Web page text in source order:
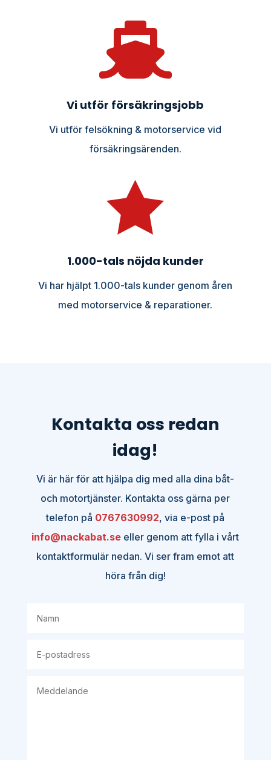

Vi utför försäkringsjobb
Vi utför felsökning & motorservice vid
försäkringsärenden.

1.000-tals nöjda kunder
Vi har hjälpt 1.000-tals kunder genom åren
med motorservice & reparationer.
Kontakta oss redan
idag!
Vi är här för att hjälpa dig med alla dina båt-
och motortjänster. Kontakta oss gärna per
telefon på 0767630992, via e-post på
info@nackabat.se eller genom att fylla i vårt
kontaktformulär nedan. Vi ser fram emot att
höra från dig!